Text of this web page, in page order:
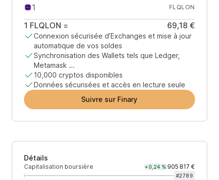
FLQLON
1 FLQLON = 69,18 €
Connexion sécurisée d’Exchanges et mise à jour
automatique de vos soldes
Synchronisation des Wallets tels que Ledger,
Metamask ...
10,000 cryptos disponibles
Données sécurisées et accès en lecture seule
Suivre sur Finary
Détails
Capitalisation boursière +0,24 % 905 817 €
#2789